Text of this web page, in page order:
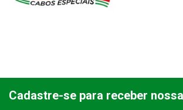
Cadastre-se para receber